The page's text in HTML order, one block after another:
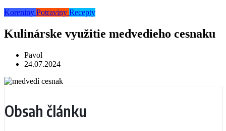
Koreniny Potraviny Recepty
Kulinárske využitie medvedieho cesnaku
Pavol
24.07.2024
Obsah článku